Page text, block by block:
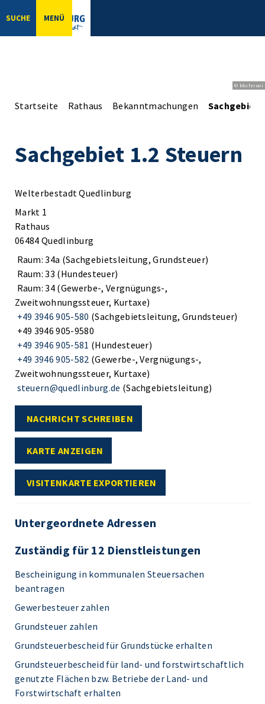
SUCHE MENÜ
© bbsferrari
Startseite Rathaus Bekanntmachungen Sachgebiet
Sachgebiet 1.2 Steuern
Welterbestadt Quedlinburg
Markt 1
Rathaus
06484 Quedlinburg
Raum: 34a (Sachgebietsleitung, Grundsteuer)
Raum: 33 (Hundesteuer)
Raum: 34 (Gewerbe-, Vergnügungs-,
Zweitwohnungssteuer, Kurtaxe)
+49 3946 905-580 (Sachgebietsleitung, Grundsteuer)
+49 3946 905-9580
+49 3946 905-581 (Hundesteuer)
+49 3946 905-582 (Gewerbe-, Vergnügungs-,
Zweitwohnungssteuer, Kurtaxe)
steuern@quedlinburg.de (Sachgebietsleitung)
NACHRICHT SCHREIBEN
KARTE ANZEIGEN
VISITENKARTE EXPORTIEREN
Untergeordnete Adressen
Zuständig für 12 Dienstleistungen
Bescheinigung in kommunalen Steuersachen
beantragen
Gewerbesteuer zahlen
Grundsteuer zahlen
Grundsteuerbescheid für Grundstücke erhalten
Grundsteuerbescheid für land- und forstwirtschaftlich
genutzte Flächen bzw. Betriebe der Land- und
Forstwirtschaft erhalten